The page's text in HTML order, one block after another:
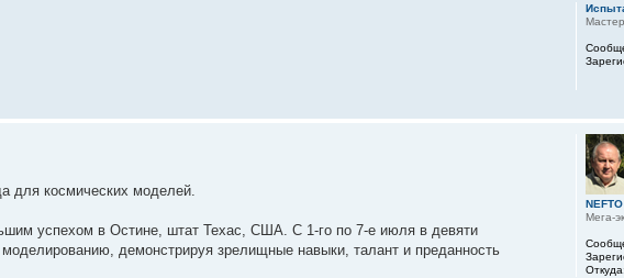
Мастер
для космических моделей.
успехом в Остине, штат Техас, США. С 1-го по 7-е июля в девяти
демонстрируя зрелищные навыки, талант и преданность
NEFTO
Мега-
Откуда: